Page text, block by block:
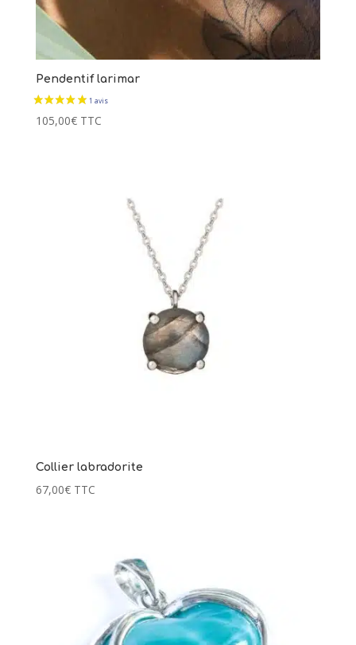
Pendentif larimar
105,00€ TTC
Collier labradorite
67,00€ TTC